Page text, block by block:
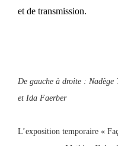
et de transmission.
De gauche à droite : Nadège
et Ida Faerber
L’exposition temporaire «